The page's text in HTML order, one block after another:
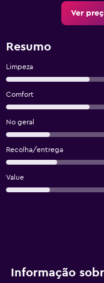
Ver
Resumo
Limpeza
Comfort
No geral
Recolha/entrega
Value
Informação